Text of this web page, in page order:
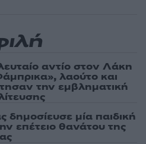
αντίο στον Λάκη
λαούτο και
την εμβληματική
μία παιδική
επέτειο θανάτου της